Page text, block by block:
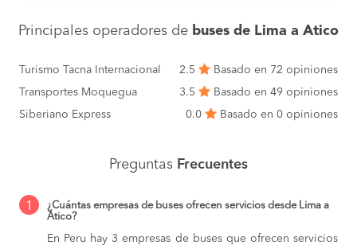
Principales operadores de buses de Lima a Atico
Turismo Tacna Internacional 2.5
Basado en 72 opiniones
Transportes Moquegua
3.5
Basado en 49 opiniones
Siberiano Express
0.0 Basado en 0 opiniones
Preguntas Frecuentes
1
¿Cuántas empresas de buses ofrecen servicios desde Lima a
Atico?
En Peru hay 3 empresas de buses que ofrecen servicios